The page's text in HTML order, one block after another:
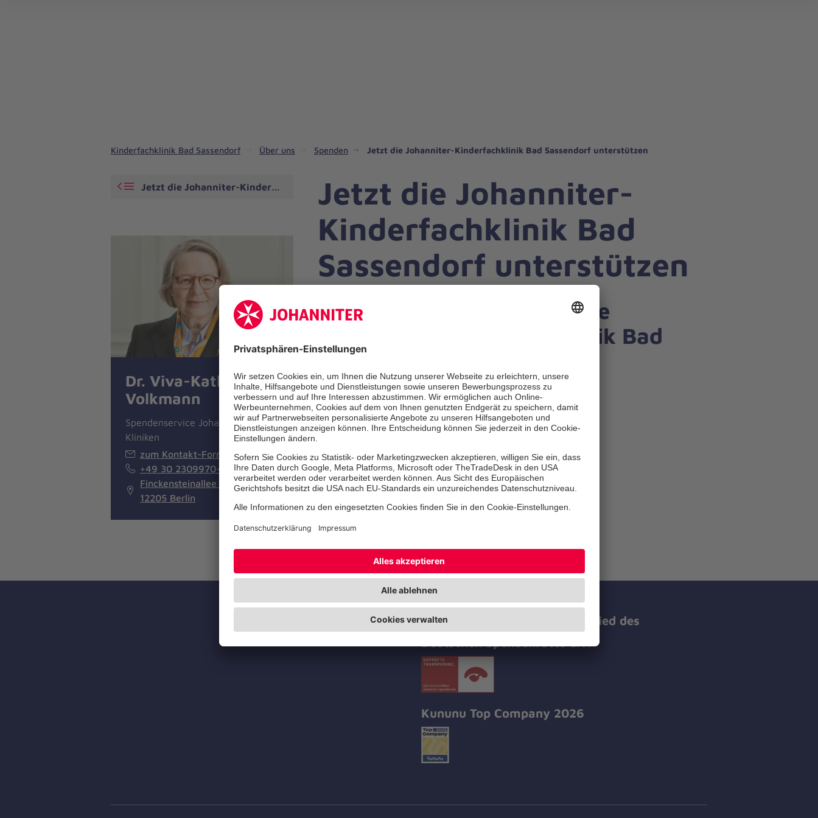
Kinderfachklinik Bad Sassendorf Über uns Spenden Jetzt die Johanniter-Kinderfachklinik Bad Sassendorf unterstützen
Jetzt die Johanniter-
Kinderfachklinik Bad
Sassendorf unterstützen
Allgemeine Spenden für die
Johanniter-Kinderfachklinik Bad
Sassendorf
Jetzt die Johanniter-Kinderfachklinik Bad Sassendorf unterstützen
Dr. Viva-Katharina
Volkmann
Spendenservice Johanniter-
Kliniken
zum Kontakt-Formular
+49 30 2309970-455
Finckensteinallee 111
12205 Berlin
Die Johanniter GmbH ist Mitglied des
Kununu Top Company 2026